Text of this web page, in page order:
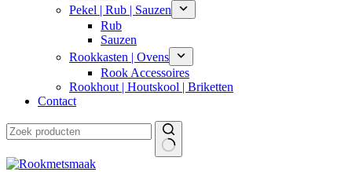
Pekel | Rub | Sauzen
Rub
Sauzen
Rookkasten | Ovens
Rook Accessoires
Rookhout | Houtskool | Briketten
Contact